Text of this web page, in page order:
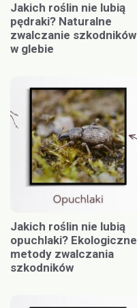
Jakich roślin nie lubią
pędraki? Naturalne
zwalczanie szkodników
w glebie
Jakich roślin nie lubią
opuchlaki? Ekologiczne
metody zwalczania
szkodników